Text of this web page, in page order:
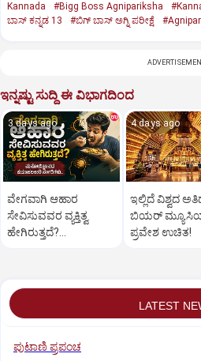
Kannada
#Bigg Boss Agnipariksha
ಬಾಸ್‌ ಕನ್ನಡ 13
#ಬಿಗ್‌ ಬಾಸ್‌ ಅಗ್ನಿ ಪರೀಕ್ಷೆ
ಇನ್ನಷ್ಟು ಸುದ್ದಿ ಈ ವಿಭಾಗದಿಂದ
3 days ago
ವೇಗವಾಗಿ ಆಹಾರ
ಸೇವಿಸುವವರ ವ್ಯಕ್ತಿತ್ವ
ಹೇಗಿರುತ್ತದೆ?
4 days ago
ಇಲ್ಲಿದೆ ವಿಶ್ವದ
ಬಿಯರ್
ಪ್ರವೇಶ ಉಚಿತ!
LATEST
ಪುಟಾಣಿ ಪ್ರಪಂಚ